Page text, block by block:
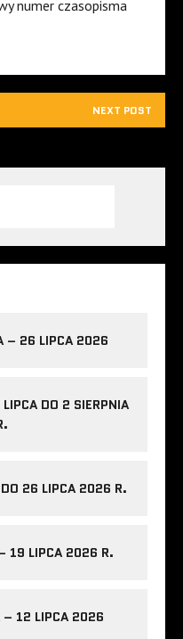
numer czasopisma
NEXT POST
– 26 LIPCA 2026
DO 2 SIERPNIA
26 LIPCA 2026 R.
19 LIPCA 2026 R.
– 12 LIPCA 2026